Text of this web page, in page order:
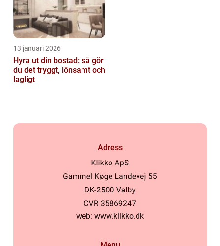
13 januari 2026
Hyra ut din bostad: så gör
du det tryggt, lönsamt och
lagligt
Adress
web: www.klikko.dk